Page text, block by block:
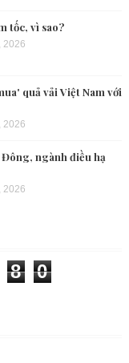
tốc, vì sao?
2026
quả vải Việt Nam với
2026
ngành điều hạ
2026
8 0